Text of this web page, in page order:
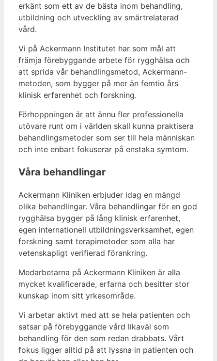
erkänt som ett av de bästa inom behandling,
utbildning och utveckling av smärtrelaterad
vård.
Vi på Ackermann Institutet har som mål att
främja förebyggande arbete för rygghälsa och
att sprida vår behandlingsmetod, Ackermann-
metoden, som bygger på mer än femtio års
klinisk erfarenhet och forskning.
Förhoppningen är att ännu fler professionella
utövare runt om i världen skall kunna praktisera
behandlingsmetoder som ser till hela människan
och inte enbart fokuserar på enstaka symtom.
Våra behandlingar
Ackermann Kliniken erbjuder idag en mängd
olika behandlingar. Våra behandlingar för en god
rygghälsa bygger på lång klinisk erfarenhet,
egen internationell utbildningsverksamhet, egen
forskning samt terapimetoder som alla har
vetenskapligt verifierad förankring.
Medarbetarna på Ackermann Kliniken är alla
mycket kvalificerade, erfarna och besitter stor
kunskap inom sitt yrkesområde.
Vi arbetar aktivt med att se hela patienten och
satsar på förebyggande vård likaväl som
behandling för den som redan drabbats. Vårt
fokus ligger alltid på att lyssna in patienten och